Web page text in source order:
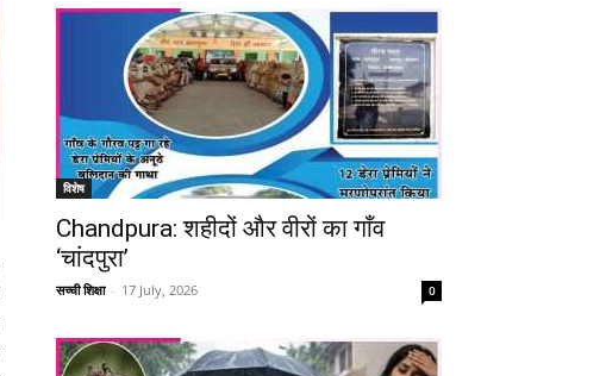
विशेष
Chandpura: शहीदों और वीरों का गाँव
‘चांदपुरा’
सच्ची शिक्षा - 17 July, 2026 0